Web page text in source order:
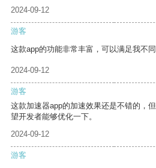
2024-09-12
游客
这款app的功能非常丰富，可以满足我不同
2024-09-12
游客
这款加速器app的加速效果还是不错的，
望开发者能够优化一下。
2024-09-12
游客